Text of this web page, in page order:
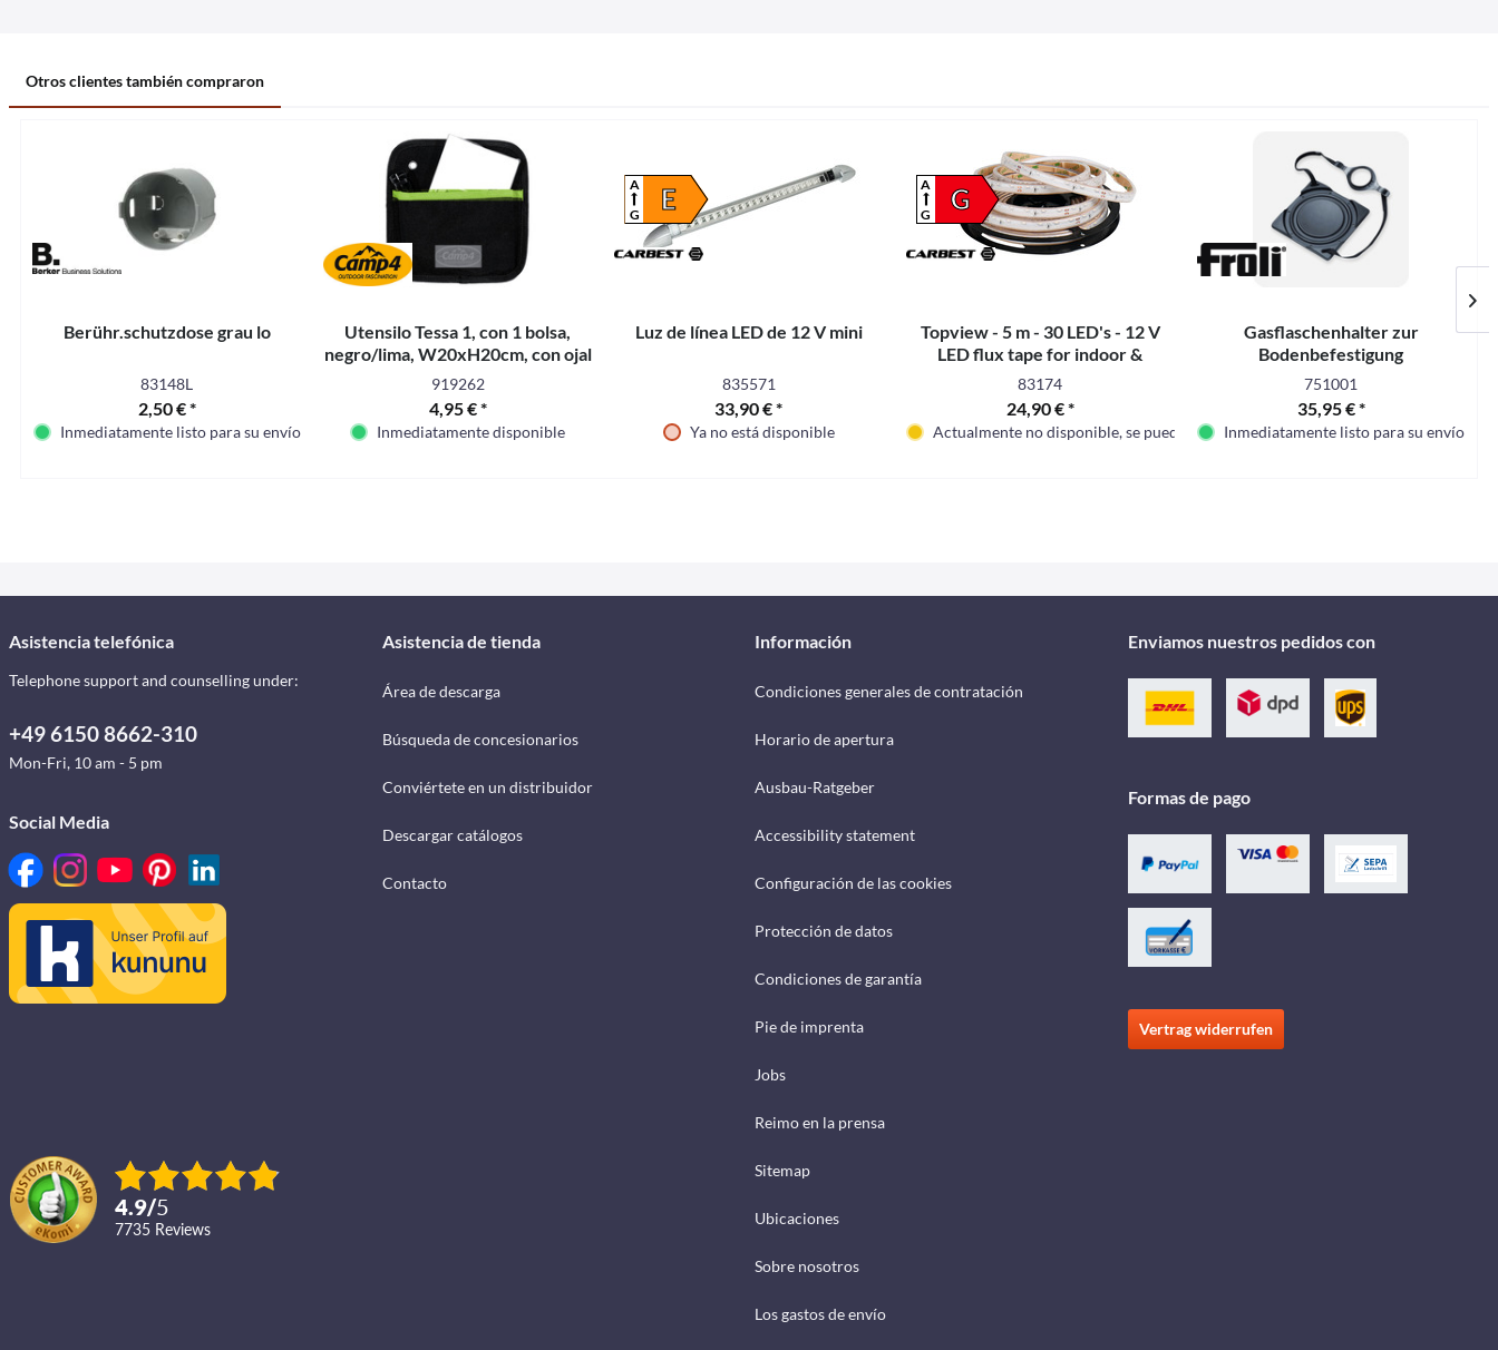
Otros clientes también compraron
Berühr.schutzdose grau lo
83148L
2,50 € *
Inmediatamente listo para su envío
Utensilo Tessa 1, con 1 bolsa,
negro/lima, W20xH20cm, con ojal
de fijación
919262
4,95 € *
Inmediatamente disponible
E
A
G
Luz de línea LED de 12 V mini
835571
33,90 € *
Ya no está disponible
G
A
G
Topview - 5 m - 30 LED's - 12 V
LED flux tape for indoor &
outdoor
83174
24,90 € *
Actualmente no disponible, se puede pedir
Gasflaschenhalter zur
Bodenbefestigung
751001
35,95 € *
Inmediatamente listo para su envío
Asistencia telefónica
Telephone support and counselling under:
+49 6150 8662-310
Mon-Fri, 10 am - 5 pm
Social Media
4.9/5
7735 reviews
Asistencia de tienda
Área de descarga
Búsqueda de concesionarios
Conviértete en un distribuidor
Descargar catálogos
Contacto
Información
Condiciones generales de contratación
Horario de apertura
Ausbau-Ratgeber
Accessibility statement
Configuración de las cookies
Protección de datos
Condiciones de garantía
Pie de imprenta
Jobs
Reimo en la prensa
Sitemap
Ubicaciones
Sobre nosotros
Los gastos de envío
Enviamos nuestros pedidos con
Formas de pago
Vertrag widerrufen